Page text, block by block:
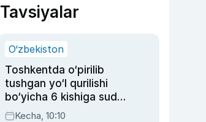
Tavsiyalar
O‘zbekiston
Toshkentda o‘pirilib
tushgan yo‘l qurilishi
bo‘yicha 6 kishiga sud
hukmi o‘qildi
Kecha, 10:10